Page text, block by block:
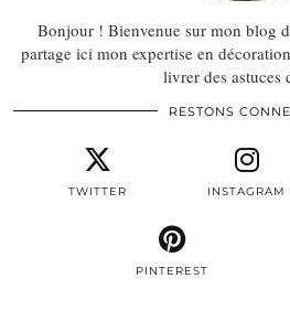
Bonjour ! Bienvenue sur mon blog
partage ici mon expertise en
livrer des astuces
RESTONS
TWITTER INSTAGRAM
PINTEREST